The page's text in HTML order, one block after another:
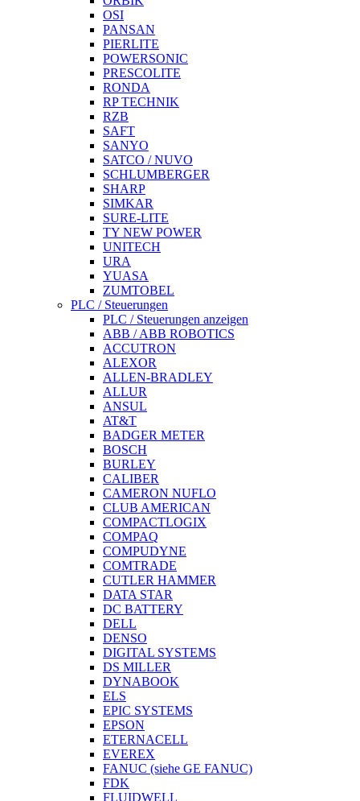
OSI
PANSAN
PIERLITE
POWERSONIC
PRESCOLITE
RONDA
RP TECHNIK
RZB
SAFT
SANYO
SATCO / NUVO
SCHLUMBERGER
SHARP
SIMKAR
SURE-LITE
TY NEW POWER
UNITECH
URA
YUASA
ZUMTOBEL
PLC / Steuerungen
PLC / Steuerungen anzeigen
ABB / ABB ROBOTICS
ACCUTRON
ALEXOR
ALLEN-BRADLEY
ALLUR
ANSUL
AT&T
BADGER METER
BOSCH
BURLEY
CALIBER
CAMERON NUFLO
CLUB AMERICAN
COMPACTLOGIX
COMPAQ
COMPUDYNE
COMTRADE
CUTLER HAMMER
DATA STAR
DC BATTERY
DELL
DENSO
DIGITAL SYSTEMS
DS MILLER
DYNABOOK
ELS
EPIC SYSTEMS
EPSON
ETERNACELL
EVEREX
FANUC (siehe GE FANUC)
FDK
FLUIDWELL